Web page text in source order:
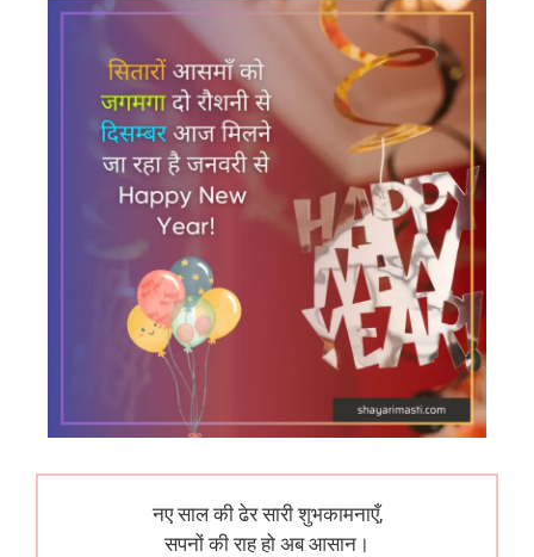
नए साल की ढेर सारी शुभकामनाएँ,
सपनों की राह हो अब आसान।